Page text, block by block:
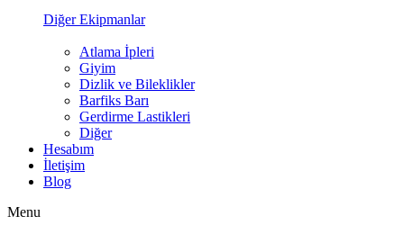
Diğer Ekipmanlar
Atlama İpleri
Giyim
Dizlik ve Bileklikler
Barfiks Barı
Gerdirme Lastikleri
Diğer
Hesabım
İletişim
Blog
Menu